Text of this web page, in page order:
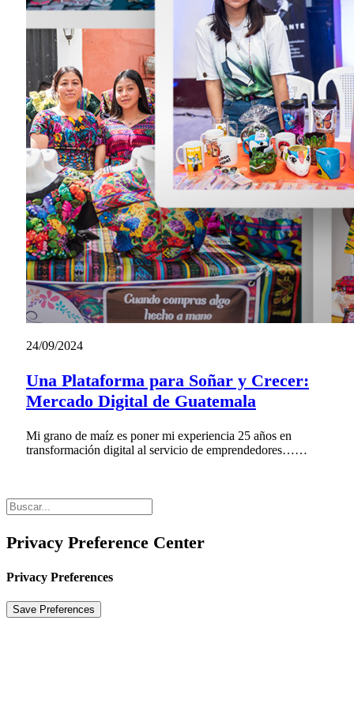
24/09/2024
Una Plataforma para Soñar y Crecer:
Mercado Digital de Guatemala
Mi grano de maíz es poner mi experiencia 25 años en
transformación digital al servicio de emprendedores……
Privacy Preference Center
Privacy Preferences